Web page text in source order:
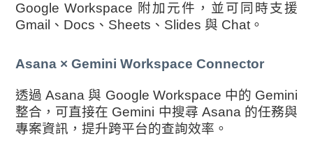
Google Workspace 附加元件，並可同時支援
Gmail、Docs、Sheets、Slides 與 Chat。
Asana × Gemini Workspace Connector
透過 Asana 與 Google Workspace 中的 Gemini
整合，可直接在 Gemini 中搜尋 Asana 的任務與
專案資訊，提升跨平台的查詢效率。